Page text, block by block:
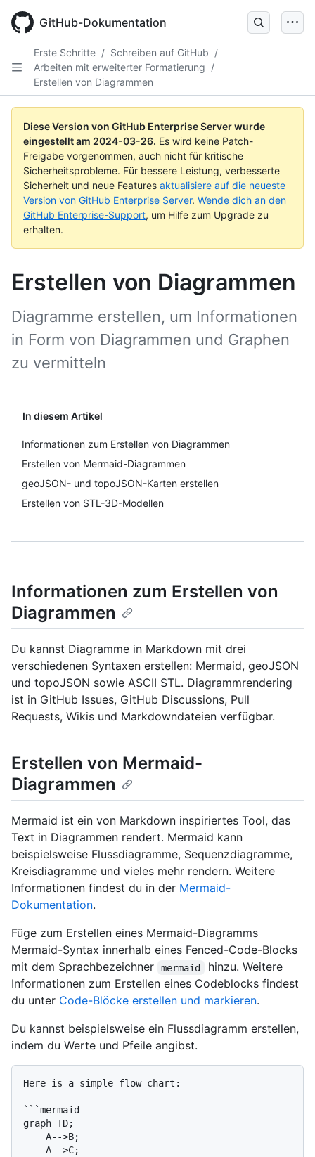
main
GitHub-Dokumentation
Erste Schritte / Schreiben auf GitHub /
Arbeiten mit erweiterter Formatierung /
Erstellen von Diagrammen
Diese Version von GitHub Enterprise Server wurde
eingestellt am 2024-03-26. Es wird keine Patch-
Freigabe vorgenommen, auch nicht für kritische
Sicherheitsprobleme. Für bessere Leistung, verbesserte
Sicherheit und neue Features aktualisiere auf die neueste
Version von GitHub Enterprise Server. Wende dich an den
GitHub Enterprise-Support, um Hilfe zum Upgrade zu
erhalten.
Erstellen von Diagrammen
Diagramme erstellen, um Informationen
in Form von Diagrammen und Graphen
zu vermitteln
In diesem Artikel
Informationen zum Erstellen von Diagrammen
Erstellen von Mermaid-Diagrammen
geoJSON- und topoJSON-Karten erstellen
Erstellen von STL-3D-Modellen
Informationen zum Erstellen von
Diagrammen
Du kannst Diagramme in Markdown mit drei
verschiedenen Syntaxen erstellen: Mermaid, geoJSON
und topoJSON sowie ASCII STL. Diagrammrendering
ist in GitHub Issues, GitHub Discussions, Pull
Requests, Wikis und Markdowndateien verfügbar.
Erstellen von Mermaid-
Diagrammen
Mermaid ist ein von Markdown inspiriertes Tool, das
Text in Diagrammen rendert. Mermaid kann
beispielsweise Flussdiagramme, Sequenzdiagramme,
Kreisdiagramme und vieles mehr rendern. Weitere
Informationen findest du in der Mermaid-
Dokumentation.
Füge zum Erstellen eines Mermaid-Diagramms
Mermaid-Syntax innerhalb eines Fenced-Code-Blocks
mit dem Sprachbezeichner
mermaid
hinzu. Weitere
Informationen zum Erstellen eines Codeblocks findest
du unter Code-Blöcke erstellen und markieren.
Du kannst beispielsweise ein Flussdiagramm erstellen,
indem du Werte und Pfeile angibst.
Here is a simple flow chart:
```mermaid
graph TD;
    A-->B;
    A-->C;